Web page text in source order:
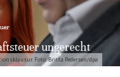
Foto: Britta Pedersen/dpa
ungerecht